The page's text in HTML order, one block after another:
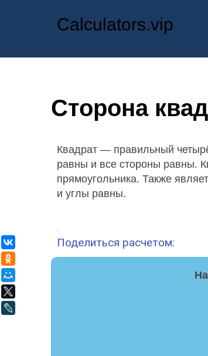
Calculators.vip
Сторона
Квадрат — правильный
равны и все стороны равны.
прямоугольника. Также
и углы равны.
Поделиться расчетом:
Одноклассники